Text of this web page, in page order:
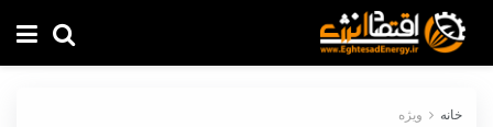
خانه ویژه